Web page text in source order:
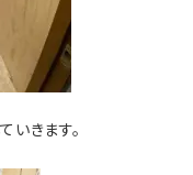
いきます。